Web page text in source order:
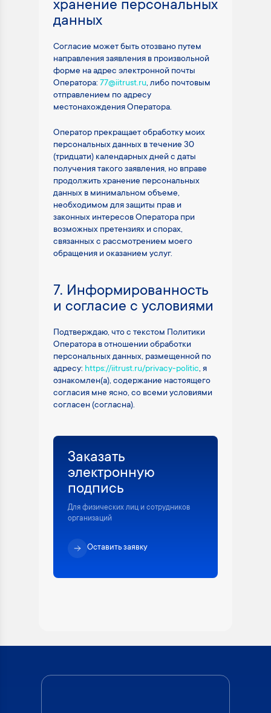
хранение персональных
данных
Согласие может быть отозвано путем
направления заявления в произвольной
форме на адрес электронной почты
Оператора: 77@iitrust.ru, либо почтовым
отправлением по адресу
местонахождения Оператора.
Оператор прекращает обработку моих
персональных данных в течение 30
(тридцати) календарных дней с даты
получения такого заявления, но вправе
продолжить хранение персональных
данных в минимальном объеме,
необходимом для защиты прав и
законных интересов Оператора при
возможных претензиях и спорах,
связанных с рассмотрением моего
обращения и оказанием услуг.
7. Информированность
и согласие с условиями
Подтверждаю, что с текстом Политики
Оператора в отношении обработки
персональных данных, размещенной по
адресу: https://iitrust.ru/privacy-politic, я
ознакомлен(а), содержание настоящего
согласия мне ясно, со всеми условиями
согласен (согласна).
Заказать
электронную
подпись
Для физических лиц и сотрудников
организаций
Оставить заявку